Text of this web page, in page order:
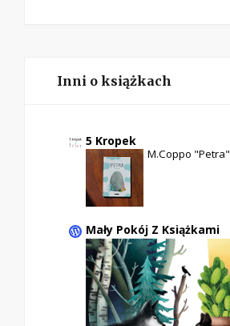
Inni o książkach
5 Kropek
M.Coppo "Petra"
Mały Pokój Z Książkami